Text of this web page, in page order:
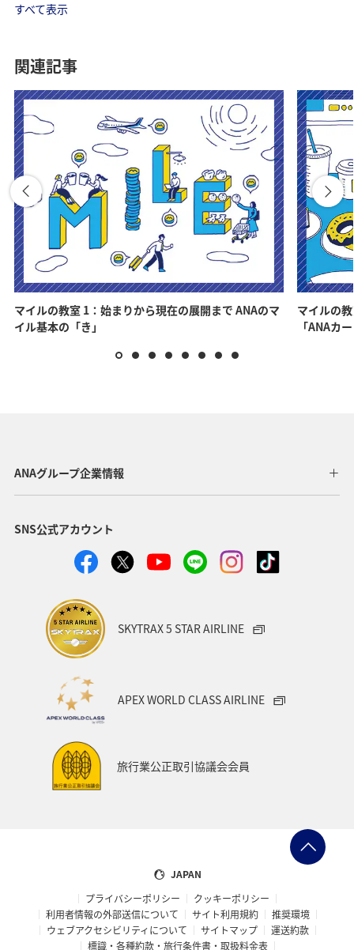
すべて表示
関連記事
マイルの教室 1：始まりから現在の展開まで ANAのマ
イル基本の「き」
マイルの
「ANAカ
ANAグループ企業情報
SNS公式アカウント
SKYTRAX 5 STAR AIRLINE
APEX WORLD CLASS AIRLINE
旅行業公正取引協議会会員
JAPAN
プライバシーポリシー
クッキーポリシー
利用者情報の外部送信について
サイト利用規約
推奨環境
ウェブアクセシビリティについて
サイトマップ
運送約款
標識・各種約款・旅行条件書・取扱料金表